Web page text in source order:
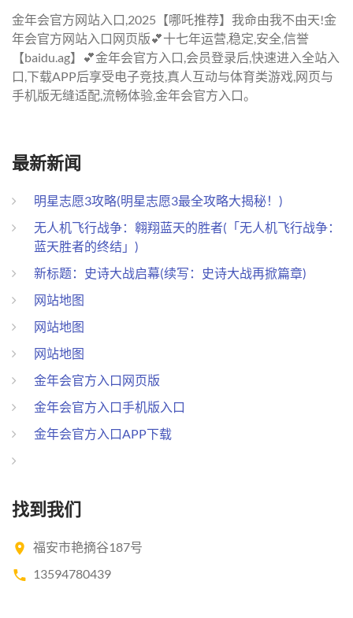
金年会官方网站入口,2025【哪吒推荐】我命由我不由天!金
年会官方网站入口网页版💕十七年运营,稳定,安全,信誉
【baidu.ag】💕金年会官方入口,会员登录后,快速进入全站入
口,下载APP后享受电子竞技,真人互动与体育类游戏,网页与
手机版无缝适配,流畅体验,金年会官方入口。
最新新闻
明星志愿3攻略(明星志愿3最全攻略大揭秘！)
无人机飞行战争：翱翔蓝天的胜者(「无人机飞行战争：
蓝天胜者的终结」)
新标题：史诗大战启幕(续写：史诗大战再掀篇章)
网站地图
网站地图
网站地图
金年会官方入口网页版
金年会官方入口手机版入口
金年会官方入口APP下载
找到我们
福安市艳摘谷187号
13594780439